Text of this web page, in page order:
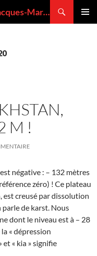
VOLCANMANIA : le blog de Jacques-Marie BARDINTZEFF, volcanologue
M !
négative : – 132 mètres
zéro) ! Ce plateau
est creusé par dissolution
parle de karst. Nous
dont le niveau est à – 28
« dépression
et « kia » signifie